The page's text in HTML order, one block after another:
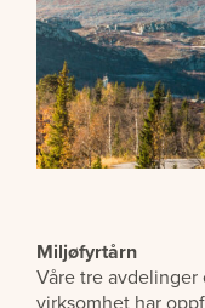
Miljøfyrtårn
Våre tre
virksomhet har